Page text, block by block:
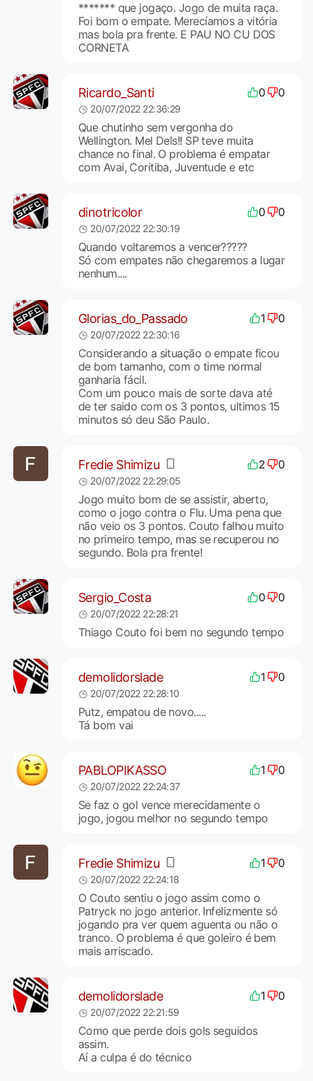
******* que jogaço. Jogo de muita raça.
Foi bom o empate. Merecíamos a vitória
mas bola pra frente. E PAU NO CU DOS
CORNETA
Ricardo_Santi 0 0
20/07/2022 22:36:29
Que chutinho sem vergonha do
Wellington. Mel Dels!! SP teve muita
chance no final. O problema é empatar
com Avai, Coritiba, Juventude e etc
dinotricolor 0 0
20/07/2022 22:30:19
Quando voltaremos a vencer?????
Só com empates não chegaremos a lugar
nenhum....
Glorias_do_Passado 1 0
20/07/2022 22:30:16
Considerando a situação o empate ficou
de bom tamanho, com o time normal
ganharia fácil.
Com um pouco mais de sorte dava até
de ter saido com os 3 pontos, ultimos 15
minutos só deu São Paulo.
Fredie Shimizu 2 0
20/07/2022 22:29:05
Jogo muito bom de se assistir, aberto,
como o jogo contra o Flu. Uma pena que
não veio os 3 pontos. Couto falhou muito
no primeiro tempo, mas se recuperou no
segundo. Bola pra frente!
Sergio_Costa 0 0
20/07/2022 22:28:21
Thiago Couto foi bem no segundo tempo
demolidorslade 1 0
20/07/2022 22:28:10
Putz, empatou de novo.....
Tá bom vai
PABLOPIKASSO 1 0
20/07/2022 22:24:37
Se faz o gol vence merecidamente o
jogo, jogou melhor no segundo tempo
Fredie Shimizu 1 0
20/07/2022 22:24:18
O Couto sentiu o jogo assim como o
Patryck no jogo anterior. Infelizmente só
jogando pra ver quem aguenta ou não o
tranco. O problema é que goleiro é bem
mais arriscado.
demolidorslade 1 0
20/07/2022 22:21:59
Como que perde dois gols seguidos
assim.
Aí a culpa é do técnico